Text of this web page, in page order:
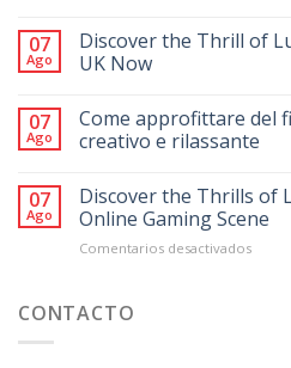
07
Ago
Discover the Thrill of
UK Now
07
Ago
Come approfittare del
creativo e rilassante
07
Ago
Discover the Thrills of
Online Gaming Scene
Comentarios desactivadosen
CONTACTO